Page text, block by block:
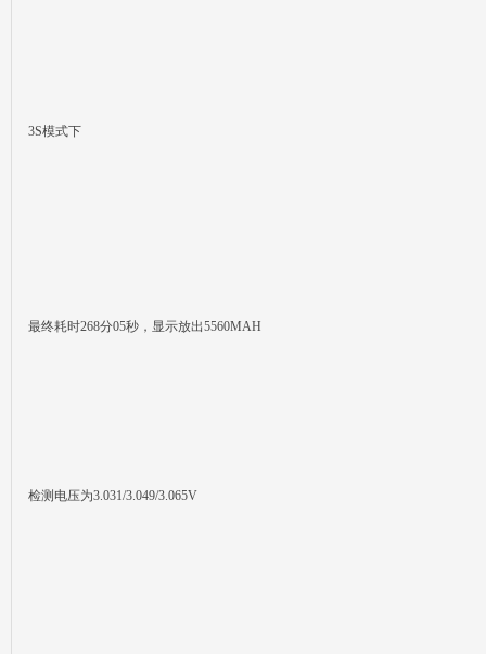
3S模式下
最终耗时268分05秒，显示放出5560MAH
检测电压为3.031/3.049/3.065V